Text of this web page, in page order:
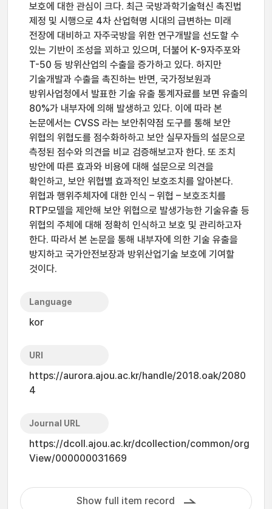
보호에 대한 관심이 크다. 최근 국방과학기술혁신 촉진법
제정 및 시행으로 4차 산업혁명 시대의 급변하는 미래
전장에 대비하고 자주국방을 위한 연구개발을 선도할 수
있는 기반이 조성을 꾀하고 있으며, 더불어 K-9자주포와
T-50 등 방위산업의 수출을 증가하고 있다. 하지만
기술개발과 수출을 촉진하는 반면, 국가정보원과
방위사업청에서 발표한 기술 유출 통계자료를 보면 유출의
80%가 내부자에 의해 발생하고 있다. 이에 따라 본
논문에서는 CVSS 라는 보안취약점 도구를 통해 보안
위협의 위협도를 점수화하하고 보안 실무자들의 설문으로
측정된 점수와 의견을 비교 검증해보고자 한다. 또 조치
방안에 따른 효과와 비용에 대해 설문으로 의견을
확인하고, 보안 위협별 효과적인 보호조치를 알아본다.
위협과 행위주체자에 대한 인식 – 위협 – 보호조치를
RTP모델을 제안해 보안 위협으로 발생가능한 기술유출 등
위협의 주체에 대해 정확히 인식하고 보호 및 관리하고자
한다. 따라서 본 논문을 통해 내부자에 의한 기술 유출을
방지하고 국가안전보장과 방위산업기술 보호에 기여할
것이다.
Language
kor
URI
https://aurora.ajou.ac.kr/handle/2018.oak/2080
4
Journal URL
https://dcoll.ajou.ac.kr/dcollection/common/org
View/000000031669
Show full item record